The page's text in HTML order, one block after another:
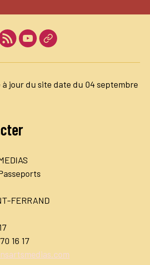
LinkedInYoutubeDailymotion
à jour du site date du 04 septembre
FERRAND
16 17